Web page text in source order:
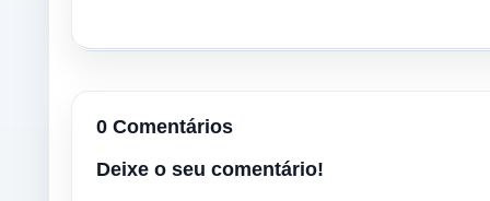
0 Comentários
Deixe o seu comentário!